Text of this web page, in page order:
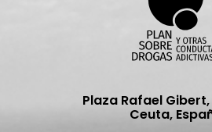
Plaza Rafael Gibert,
Ceuta,